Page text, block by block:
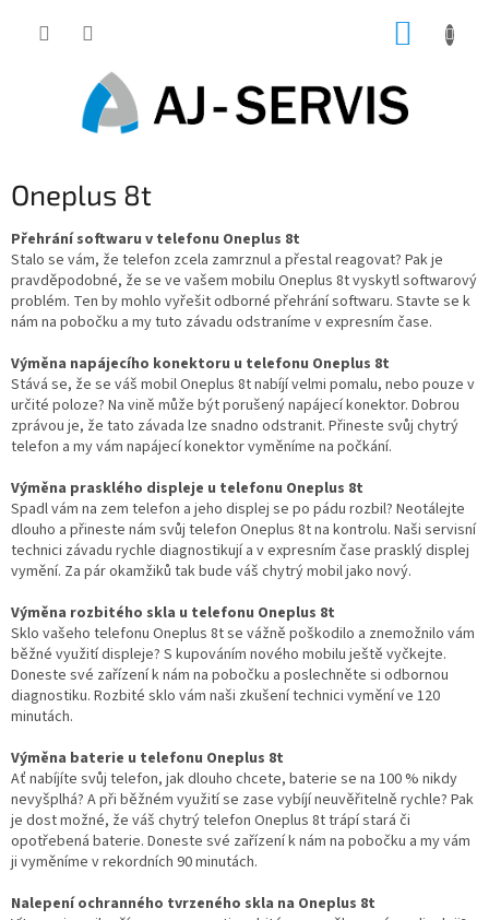
Oneplus 8t
Přehrání softwaru v telefonu Oneplus 8t
Stalo se vám, že telefon zcela zamrznul a přestal reagovat? Pak je
pravděpodobné, že se ve vašem mobilu Oneplus 8t vyskytl softwarový
problém. Ten by mohlo vyřešit odborné přehrání softwaru. Stavte se k
nám na pobočku a my tuto závadu odstraníme v expresním čase.
Výměna napájecího konektoru u telefonu Oneplus 8t
Stává se, že se váš mobil Oneplus 8t nabíjí velmi pomalu, nebo pouze v
určité poloze? Na vině může být porušený napájecí konektor. Dobrou
zprávou je, že tato závada lze snadno odstranit. Přineste svůj chytrý
telefon a my vám napájecí konektor vyměníme na počkání.
Výměna prasklého displeje u telefonu Oneplus 8t
Spadl vám na zem telefon a jeho displej se po pádu rozbil? Neotálejte
dlouho a přineste nám svůj telefon Oneplus 8t na kontrolu. Naši servisní
technici závadu rychle diagnostikují a v expresním čase prasklý displej
vymění. Za pár okamžiků tak bude váš chytrý mobil jako nový.
Výměna rozbitého skla u telefonu Oneplus 8t
Sklo vašeho telefonu Oneplus 8t se vážně poškodilo a znemožnilo vám
běžné využití displeje? S kupováním nového mobilu ještě vyčkejte.
Doneste své zařízení k nám na pobočku a poslechněte si odbornou
diagnostiku. Rozbité sklo vám naši zkušení technici vymění ve 120
minutách.
Výměna baterie u telefonu Oneplus 8t
Ať nabíjíte svůj telefon, jak dlouho chcete, baterie se na 100 % nikdy
nevyšplhá? A při běžném využití se zase vybíjí neuvěřitelně rychle? Pak
je dost možné, že váš chytrý telefon Oneplus 8t trápí stará či
opotřebená baterie. Doneste své zařízení k nám na pobočku a my vám
ji vyměníme v rekordních 90 minutách.
Nalepení ochranného tvrzeného skla na Oneplus 8t